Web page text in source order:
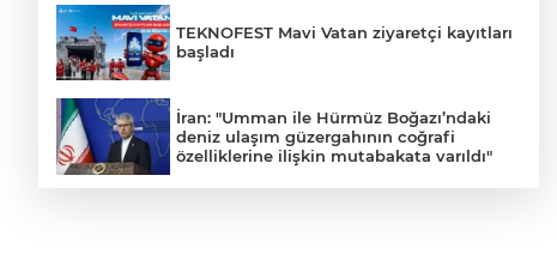
TEKNOFEST Mavi Vatan ziyaretçi kayıtları
başladı
İran: "Umman ile Hürmüz Boğazı’ndaki
deniz ulaşım güzergahının coğrafi
özelliklerine ilişkin mutabakata varıldı"